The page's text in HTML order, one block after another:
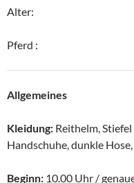
Alter:
Pferd :
Allgemeines
Kleidung: Reithelm,
Handschuhe, dunkle
Beginn: 10.00 Uhr /